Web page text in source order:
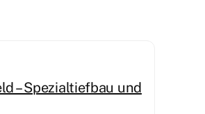
– Spezialtiefbau und